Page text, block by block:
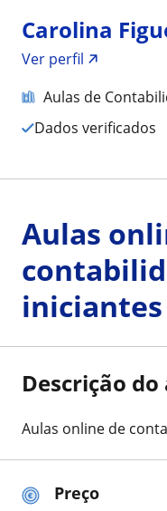
Carolina
Ver perfil
Aulas de
Dados verificados
Preço
Aulas
iniciantes
Descrição
Aulas online de